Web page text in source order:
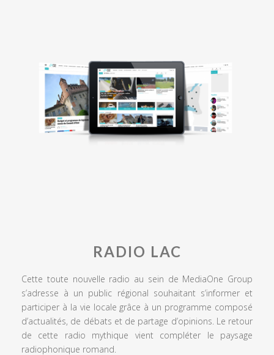
RADIO LAC
Cette toute nouvelle radio au sein de MediaOne Group
s’adresse à un public régional souhaitant s’informer et
participer à la vie locale grâce à un programme composé
d’actualités, de débats et de partage d’opinions. Le retour
de cette radio mythique vient compléter le paysage
radiophonique romand.